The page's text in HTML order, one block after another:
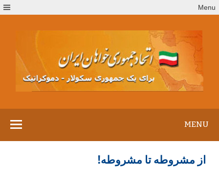
to
Menu
MENU
از مشروطه تا مشروطه!